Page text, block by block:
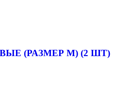
(РАЗМЕР M) (2 ШТ)